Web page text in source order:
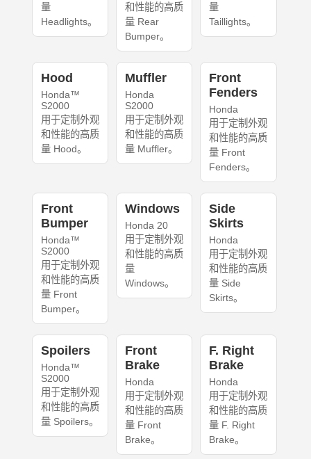
量
Headlights。
和性能的高质
量 Rear
Bumper。
量
Taillights。
Hood
Honda™
S2000
用于定制外观
和性能的高质
量 Hood。
Muffler
Honda
S2000
用于定制外观
和性能的高质
量 Muffler。
Front
Fenders
Honda
用于定制外观
和性能的高质
量 Front
Fenders。
Front
Bumper
Honda™
S2000
用于定制外观
和性能的高质
量 Front
Bumper。
Windows
Honda 20
用于定制外观
和性能的高质
量
Windows。
Side
Skirts
Honda
用于定制外观
和性能的高质
量 Side
Skirts。
Spoilers
Honda™
S2000
用于定制外观
和性能的高质
量 Spoilers。
Front
Brake
Honda
用于定制外观
和性能的高质
量 Front
Brake。
F. Right
Brake
Honda
用于定制外观
和性能的高质
量 F. Right
Brake。